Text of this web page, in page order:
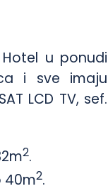
Hotel u ponudi
i sve imaju
LCD TV, sef.
2.
40m2.